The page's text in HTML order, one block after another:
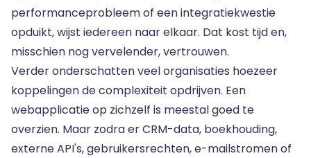
performanceprobleem of een integratiekwestie
opduikt, wijst iedereen naar elkaar. Dat kost tijd en,
misschien nog vervelender, vertrouwen.
Verder onderschatten veel organisaties hoezeer
koppelingen de complexiteit opdrijven. Een
webapplicatie op zichzelf is meestal goed te
overzien. Maar zodra er CRM-data, boekhouding,
externe API's, gebruikersrechten, e-mailstromen of